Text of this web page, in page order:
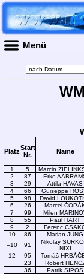
Menü
PlatzStart
Nr.
Name
1 5 Marcin
2
87 Erko
3
29 Attila HAVAS
4
66 Guiseppe
5
98 David
6
26 Marcel
7
99 Milen
8
55 Paul HART
9
2 Ferenc
10
86 Marian JUNG
=10
91
Nikolay
NIXI
12
95 Tomáš
23
Robert
36
Patrik ŠIPOŠ